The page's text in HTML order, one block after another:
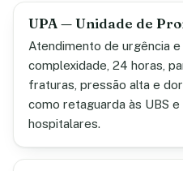
UPA — Unidade de
Atendimento de urgência
complexidade, 24 horas,
fraturas, pressão alta e
como retaguarda às UBS
hospitalares.